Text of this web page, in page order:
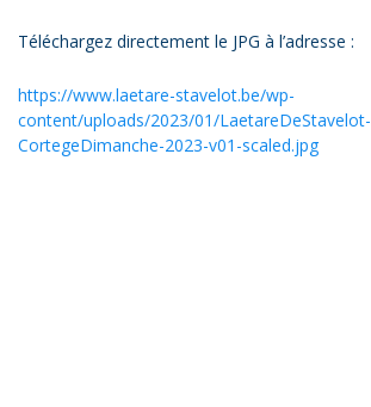
Téléchargez directement le JPG à l’adresse :
https://www.laetare-stavelot.be/wp-
content/uploads/2023/01/LaetareDeStavelot-
CortegeDimanche-2023-v01-scaled.jpg